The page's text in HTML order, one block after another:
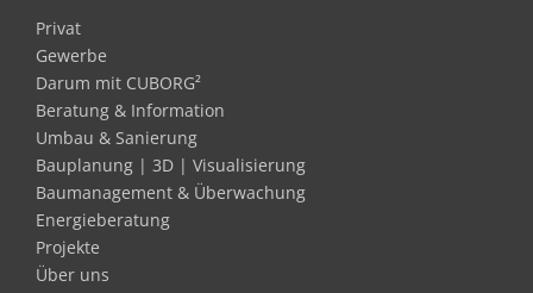
Privat
Gewerbe
Darum mit CUBORG²
Beratung & Information
Umbau & Sanierung
Bauplanung | 3D | Visualisierung
Baumanagement & Überwachung
Energieberatung
Projekte
Über uns